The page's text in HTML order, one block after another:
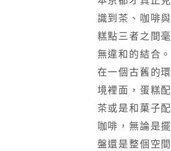
識到茶、咖啡與
糕點三者之間毫
無違和的結合。
在一個古舊的環
境裡面，蛋糕配
茶或是和菓子配
咖啡，無論是擺
盤還是整個空間